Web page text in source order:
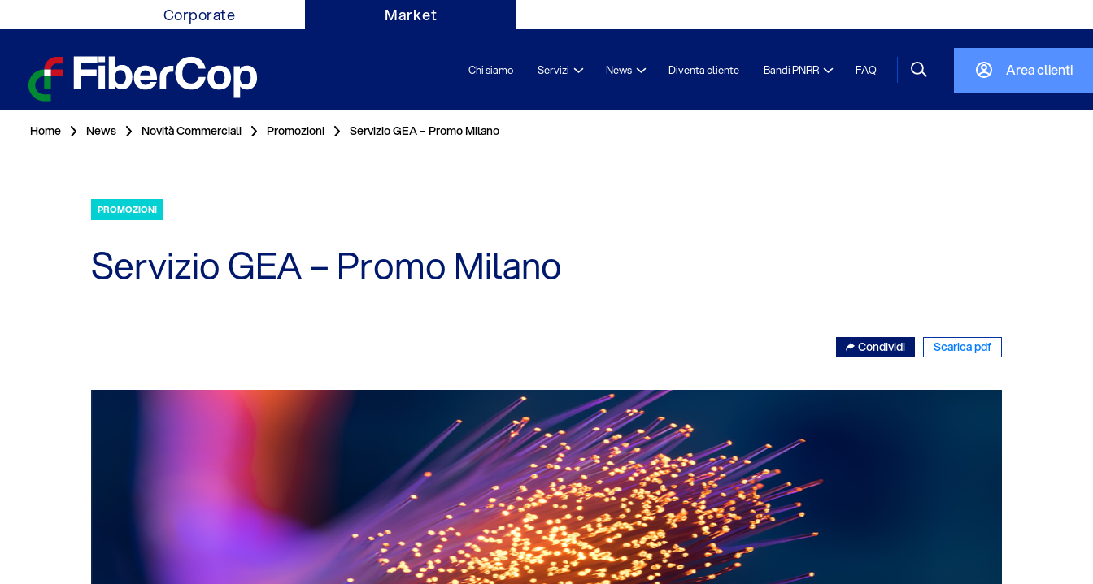
Corporate Market
Chi siamo Servizi News Diventa cliente Bandi PNRR FAQ Area clienti
Home News Novità Commerciali Promozioni Servizio GEA – Promo Milano
PROMOZIONI
Servizio GEA – Promo Milano
Condividi Scarica pdf